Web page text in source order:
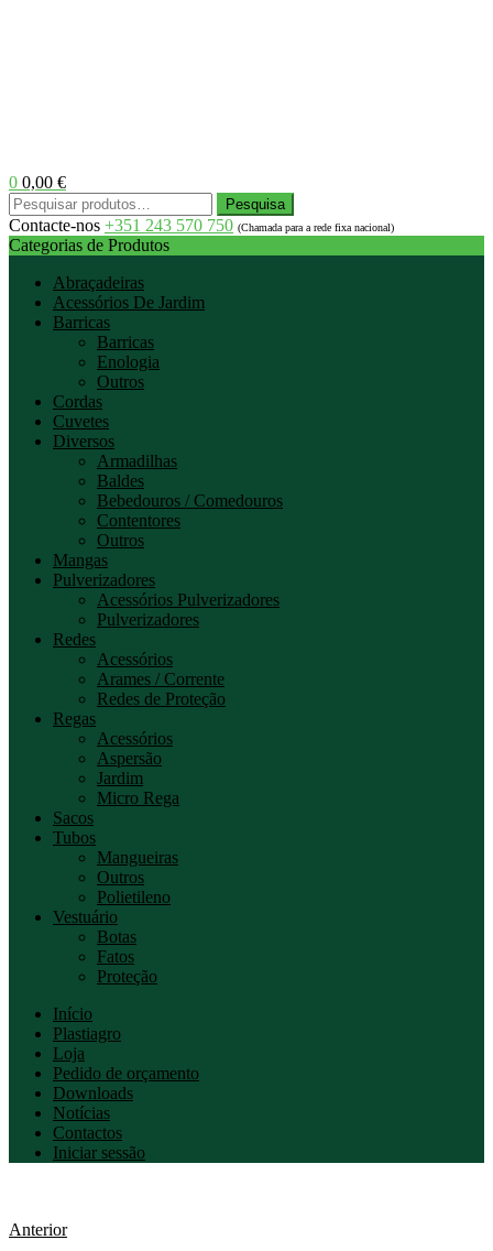
0 0,00 €
Menu
Pesquisar
por:
Pesquisa
Contacte-nos +351 243 570 750 (Chamada para a rede fixa nacional)
Categorias de Produtos
Abraçadeiras
Acessórios De Jardim
Barricas
Barricas
Enologia
Outros
Cordas
Cuvetes
Diversos
Armadilhas
Baldes
Bebedouros / Comedouros
Contentores
Outros
Mangas
Pulverizadores
Acessórios Pulverizadores
Pulverizadores
Redes
Acessórios
Arames / Corrente
Redes de Proteção
Regas
Acessórios
Aspersão
Jardim
Micro Rega
Sacos
Tubos
Mangueiras
Outros
Polietileno
Vestuário
Botas
Fatos
Proteção
Início
Plastiagro
Loja
Pedido de orçamento
Downloads
Notícias
Contactos
Iniciar sessão
Anterior